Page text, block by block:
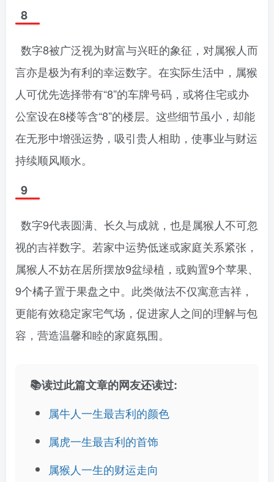
8
数字8被广泛视为财富与兴旺的象征，对属猴人而
言亦是极为有利的幸运数字。在实际生活中，属猴
人可优先选择带有“8”的车牌号码，或将住宅或办
公室设在8楼等含“8”的楼层。这些细节虽小，却能
在无形中增强运势，吸引贵人相助，使事业与财运
持续顺风顺水。
9
数字9代表圆满、长久与成就，也是属猴人不可忽
视的吉祥数字。若家中运势低迷或家庭关系紧张，
属猴人不妨在居所摆放9盆绿植，或购置9个苹果、
9个橘子置于果盘之中。此类做法不仅寓意吉祥，
更能有效稳定家宅气场，促进家人之间的理解与包
容，营造温馨和睦的家庭氛围。
📚读过此篇文章的网友还读过:
属牛人一生最吉利的颜色
属虎一生最吉利的首饰
属猴人一生的财运走向